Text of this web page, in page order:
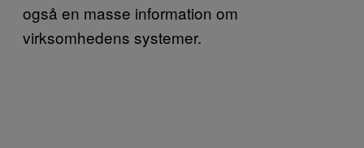
også en masse information om
virksomhedens systemer.